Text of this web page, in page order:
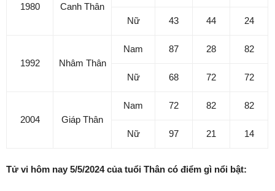
1980 Canh Thân
Nữ 43 44 24
1992 Nhâm Thân
Nam 87 28 82
Nữ 68 72 72
2004 Giáp Thân
Nam 72 82 82
Nữ 97 21 14
Tử vi hôm nay 5/5/2024 của tuổi Thân có điểm gì nổi bật: